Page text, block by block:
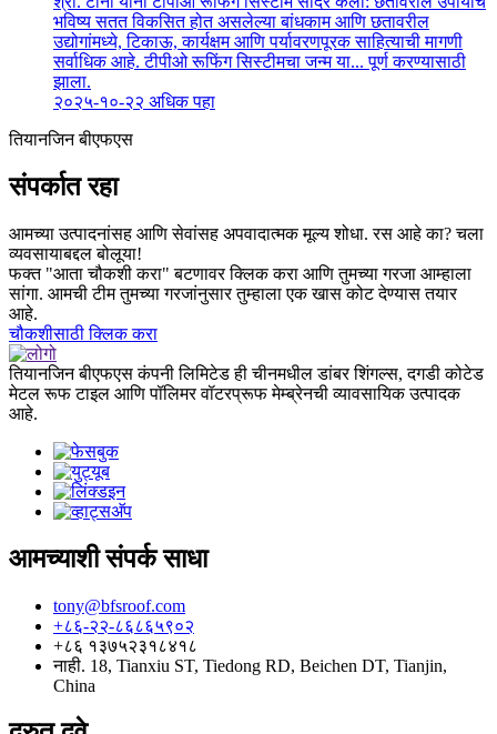
भविष्य सतत विकसित होत असलेल्या बांधकाम आणि छतावरील
उद्योगांमध्ये, टिकाऊ, कार्यक्षम आणि पर्यावरणपूरक साहित्याची मागणी
सर्वाधिक आहे. टीपीओ रूफिंग सिस्टीमचा जन्म या... पूर्ण करण्यासाठी
झाला.
२०२५-१०-२२ अधिक पहा
तियानजिन बीएफएस
संपर्कात रहा
आमच्या उत्पादनांसह आणि सेवांसह अपवादात्मक मूल्य शोधा. रस आहे का? चला
व्यवसायाबद्दल बोलूया!
फक्त "आता चौकशी करा" बटणावर क्लिक करा आणि तुमच्या गरजा आम्हाला
सांगा. आमची टीम तुमच्या गरजांनुसार तुम्हाला एक खास कोट देण्यास तयार
आहे.
चौकशीसाठी क्लिक करा
तियानजिन बीएफएस कंपनी लिमिटेड ही चीनमधील डांबर शिंगल्स, दगडी कोटेड
मेटल रूफ टाइल आणि पॉलिमर वॉटरप्रूफ मेम्ब्रेनची व्यावसायिक उत्पादक
आहे.
आमच्याशी संपर्क साधा
tony@bfsroof.com
+८६-२२-८६८६५९०२
+८६ १३७५२३१८४१८
नाही. 18, Tianxiu ST, Tiedong RD, Beichen DT, Tianjin,
China